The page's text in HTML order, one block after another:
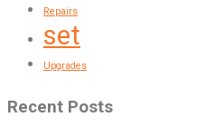
Repairs
set
Upgrades
Recent Posts